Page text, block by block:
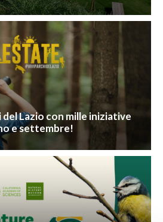
Lazio con mille iniziative
e settembre!